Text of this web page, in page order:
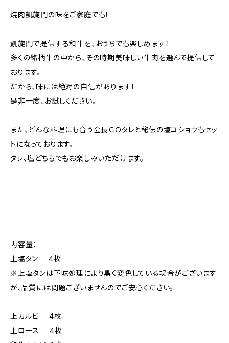
焼肉凱旋門の味をご家庭でも！
凱旋門で提供する和牛を、おうちでも楽しめます！
多くの銘柄牛の中から、その時期美味しい牛肉を選んで提供して
おります。
だから、味には絶対の自信があります！
是非一度、お試しください。
また、どんな料理にも合う会長ＧＯタレと秘伝の塩コショウもセッ
トになっております。
タレ、塩どちらでもお楽しみいただけます。
内容量：
上塩タン 4枚
※上塩タンは下味処理により黒く変色している場合がございます
が、品質には問題ございませんのでご安心ください。
上カルビ 4枚
上ロース 4枚